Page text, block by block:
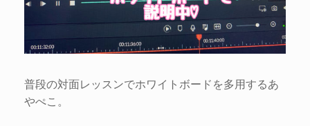
普段の対面レッスンでホワイトボードを多用するあ
やぺこ。